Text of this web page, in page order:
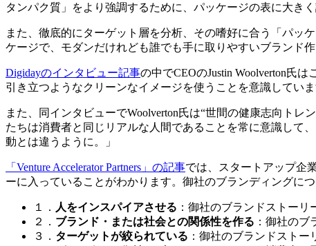
タンパク質」をより強調するために、パッケージの表に大きく
また、徹底的にターゲット層を分析、その嗜好に合う「パッ
ケージで、モダンだけれども誰でも手に取りやすいブランド
Digidayのインタビュー記事の中でCEOのJustin Woolverton氏
引き立つようなクリーンなイメージを使うことを意識してい
また、同インタビューでWoolverton氏は“世間の健康志向ト
たちは消費者と同じリアルな人間であることを常に意識して
動とは違うように。」
「Venture Accelerator Partners」の記事では、スタートアップ企
ーに入っていることがわかります。御社のブランディングに
１． 人をインスパイアさせる ：御社のブランドストー
２． ブランド・または社会との関係性を作る ：御社の
３． ターゲットが絞られている ：御社のブランドスト